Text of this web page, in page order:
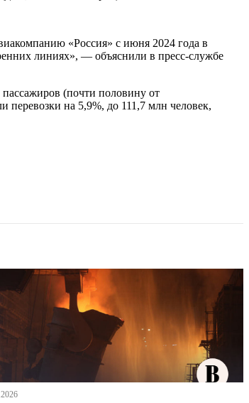
«Россия» с июня 2024 года в
линиях», — объяснили в пресс-службе
(почти половину от
перевозки на 5,9%, до 111,7 млн человек,